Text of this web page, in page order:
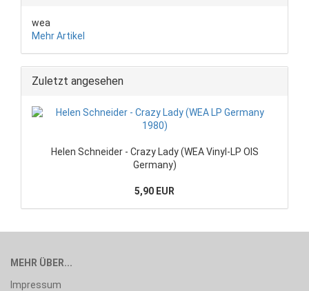
wea
Mehr Artikel
Zuletzt angesehen
Helen Schneider - Crazy Lady (WEA Vinyl-LP OIS
Germany)
5,90 EUR
MEHR ÜBER...
Impressum